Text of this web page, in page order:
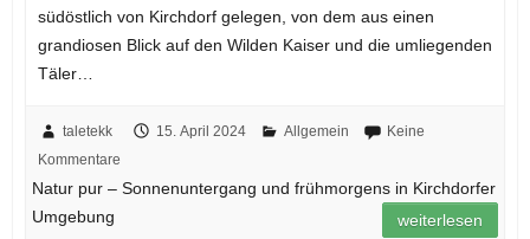
südöstlich von Kirchdorf gelegen, von dem aus einen
grandiosen Blick auf den Wilden Kaiser und die umliegenden
Täler…
taletekk 15. April 2024 Allgemein
Keine
Kommentare
Natur pur – Sonnenuntergang und frühmorgens in Kirchdorfer
Umgebung
weiterlesen